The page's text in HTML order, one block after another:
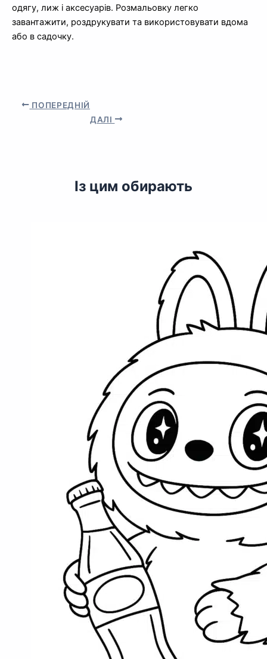
одягу, лиж і аксесуарів. Розмальовку легко
завантажити, роздрукувати та використовувати вдома
або в садочку.
ПОПЕРЕДНІЙ
ДАЛІ
Із цим обирають